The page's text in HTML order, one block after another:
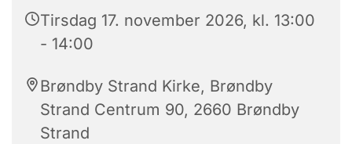
Tirsdag 17. november 2026, kl. 13:00
- 14:00
Brøndby Strand Kirke, Brøndby
Strand Centrum 90, 2660 Brøndby
Strand